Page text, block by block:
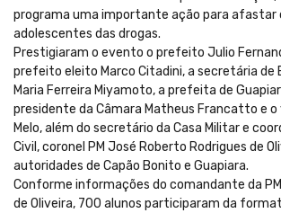
programa uma importante ação para afastar
adolescentes das drogas.
Prestigiaram o evento o prefeito Julio
prefeito eleito Marco Citadini, a secretária de
Maria Ferreira Miyamoto, a prefeita de
presidente da Câmara Matheus Francatto e o
Melo, além do secretário da Casa Militar e
Civil, coronel PM José Roberto Rodrigues de
autoridades de Capão Bonito e Guapiara.
Conforme informações do comandante da
de Oliveira, 700 alunos participaram da